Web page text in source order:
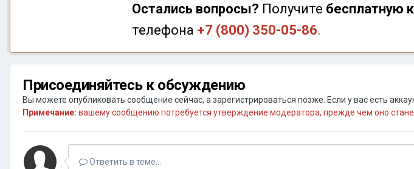
Остались вопросы? Получите бесплатную
телефона +7 (800) 350-05-86.
Присоединяйтесь к обсуждению
Вы можете опубликовать сообщение сейчас, а зарегистрироваться позже. Если у вас есть
Примечание: вашему сообщению потребуется утверждение модератора, прежде чем оно
Ответить в теме...